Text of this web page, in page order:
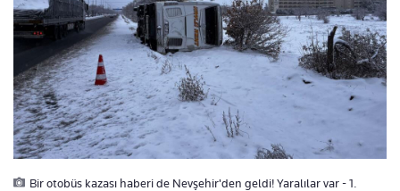
Bir otobüs kazası haberi de Nevşehir'den geldi! Yaralılar var - 1.